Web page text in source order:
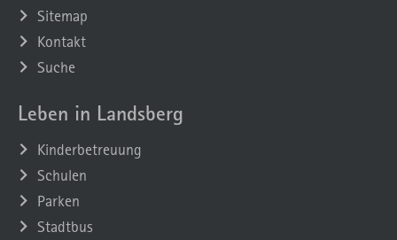
Sitemap
Kontakt
Suche
Leben in Landsberg
Kinderbetreuung
Schulen
Parken
Stadtbus